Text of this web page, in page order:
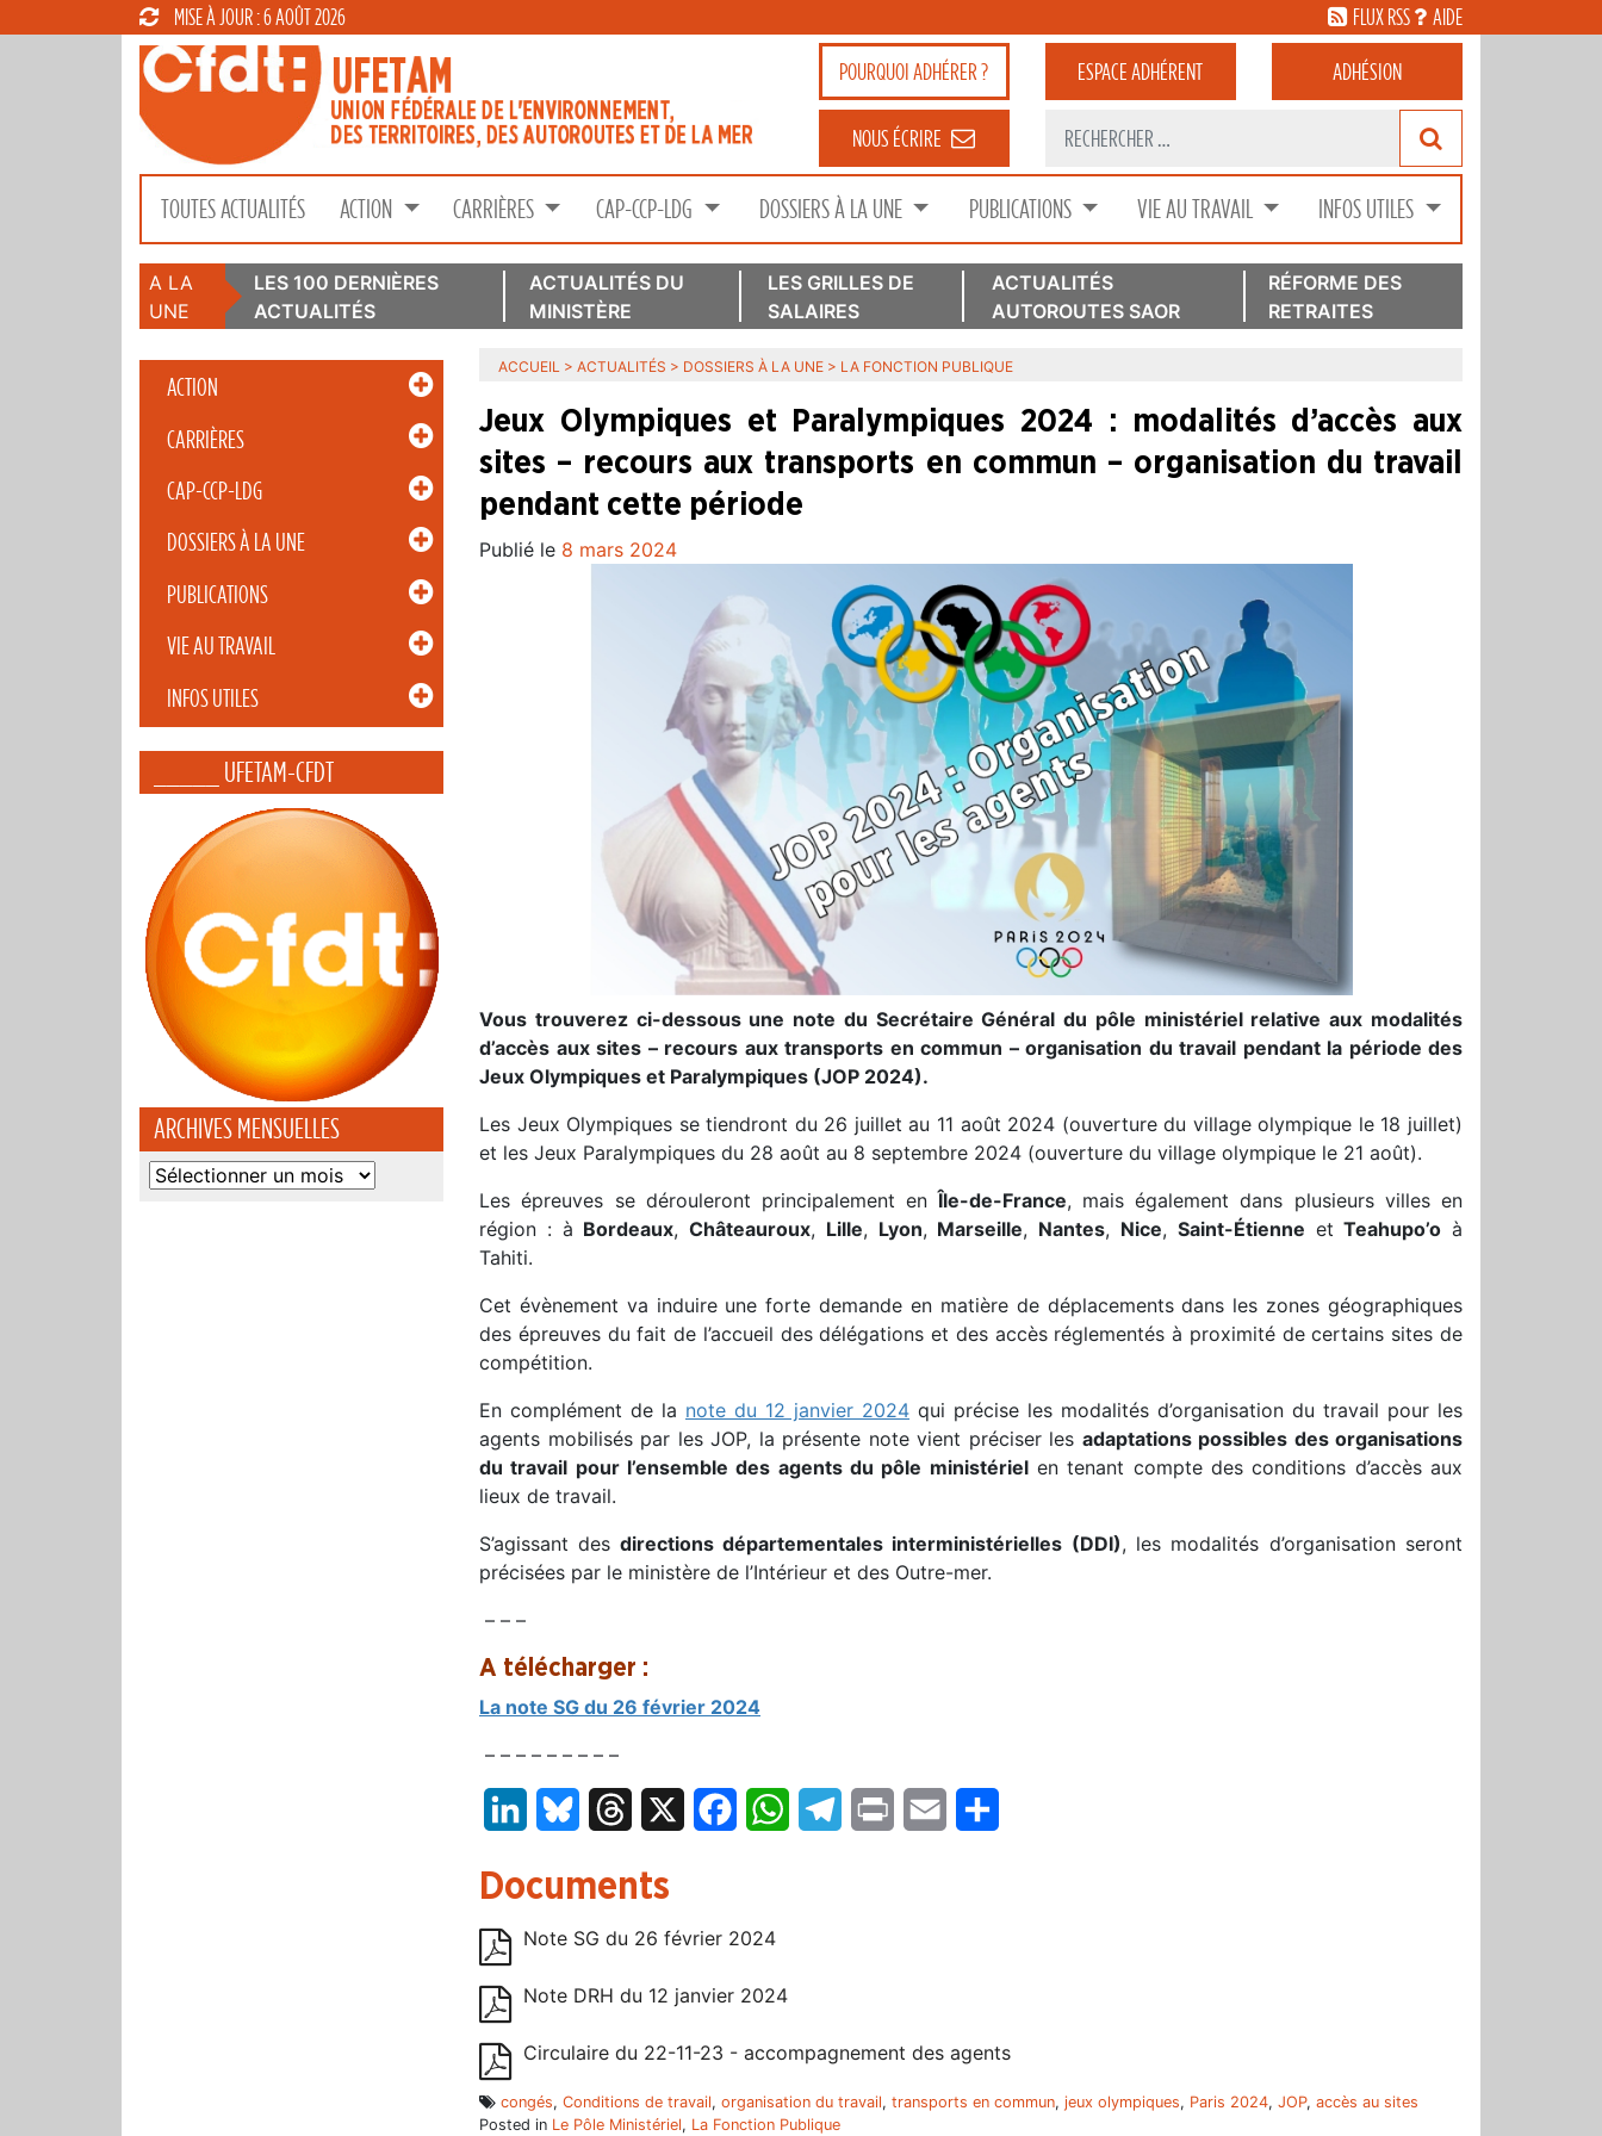
MISE À JOUR : 6 AOÛT 2026 FLUX RSS AIDE
POURQUOIADHÉRER ? ESPACEADHÉRENT ADHÉSION
NOUS ÉCRIRE
TOUTES ACTUALITÉS ACTION CARRIÈRES CAP-CCP-LDG DOSSIERS À LA UNE PUBLICATIONS VIE AU TRAVAIL INFOS UTILES
A LA
UNE
LES 100 DERNIÈRES
ACTUALITÉS
ACTUALITÉS DU
MINISTÈRE
LES GRILLES DE
SALAIRES
ACTUALITÉS
AUTOROUTES SAOR
RÉFORME DES
RETRAITES
ACTION
CARRIÈRES
CAP-CCP-LDG
DOSSIERS À LA UNE
PUBLICATIONS
VIE AU TRAVAIL
INFOS UTILES
_____ UFETAM-CFDT
ARCHIVES MENSUELLES
Archives
ACCUEIL > ACTUALITÉS > DOSSIERS À LA UNE > LA FONCTION PUBLIQUE
Jeux Olympiques et Paralympiques 2024 : modalités d’accès aux
sites – recours aux transports en commun – organisation du travail
pendant cette période
Publié le 8 mars 2024
Vous trouverez ci-dessous une note du Secrétaire Général du pôle ministériel relative aux modalités
d’accès aux sites – recours aux transports en commun – organisation du travail pendant la période des
Jeux Olympiques et Paralympiques (JOP 2024).
Les Jeux Olympiques se tiendront du 26 juillet au 11 août 2024 (ouverture du village olympique le 18 juillet)
et les Jeux Paralympiques du 28 août au 8 septembre 2024 (ouverture du village olympique le 21 août).
Les épreuves se dérouleront principalement en Île-de-France, mais également dans plusieurs villes en
région : à Bordeaux,Châteauroux, Lille, Lyon, Marseille, Nantes, Nice, Saint-Étienne etTeahupo’o à
Tahiti.
Cet évènement va induire une forte demande en matière de déplacements dans les zones géographiques
des épreuves du fait de l’accueil des délégations et des accès réglementés à proximité de certains sites de
compétition.
En complément de la note du 12 janvier 2024 qui précise les modalités d’organisation du travail pour les
agents mobilisés par les JOP, la présente note vient préciser les adaptations possibles des organisations
du travail pour l’ensemble des agents du pôle ministérielen tenant compte des conditions d’accès aux
lieux de travail.
S’agissant des directions départementales interministérielles (DDI), les modalités d’organisation seront
précisées par le ministère de l’Intérieur et des Outre-mer.
– – –
A télécharger :
La note SG du 26 février 2024
– – – – – – – – –
LinkedInBluesky Threads FacebookWhatsAppTelegram
Print Email
Documents
Note SG du 26 février 2024
Note DRH du 12 janvier 2024
Circulaire du 22-11-23 - accompagnement des agents
congés, Conditions de travail, organisation du travail, transports en commun, jeux olympiques, Paris 2024, JOP, accès au sites
Posted in Le Pôle Ministériel, La Fonction Publique